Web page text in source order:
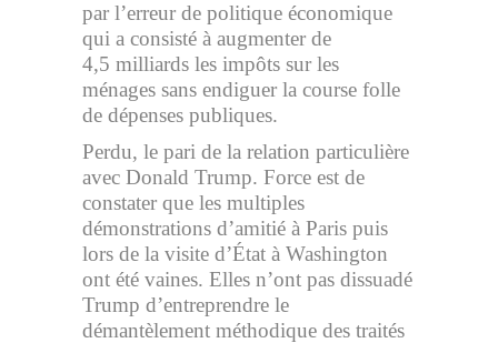
par l’erreur de politique économique
qui a consisté à augmenter de
4,5 milliards les impôts sur les
ménages sans endiguer la course folle
de dépenses publiques.
Perdu, le pari de la relation particulière
avec Donald Trump. Force est de
constater que les multiples
démonstrations d’amitié à Paris puis
lors de la visite d’État à Washington
ont été vaines. Elles n’ont pas dissuadé
Trump d’entreprendre le
démantèlement méthodique des traités